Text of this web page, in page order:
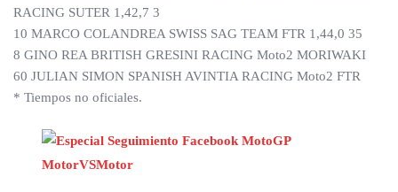
RACING SUTER 1,42,7 3
10 MARCO COLANDREA SWISS SAG TEAM FTR 1,44,0 35
8 GINO REA BRITISH GRESINI RACING Moto2 MORIWAKI
60 JULIAN SIMON SPANISH AVINTIA RACING Moto2 FTR
* Tiempos no oficiales.